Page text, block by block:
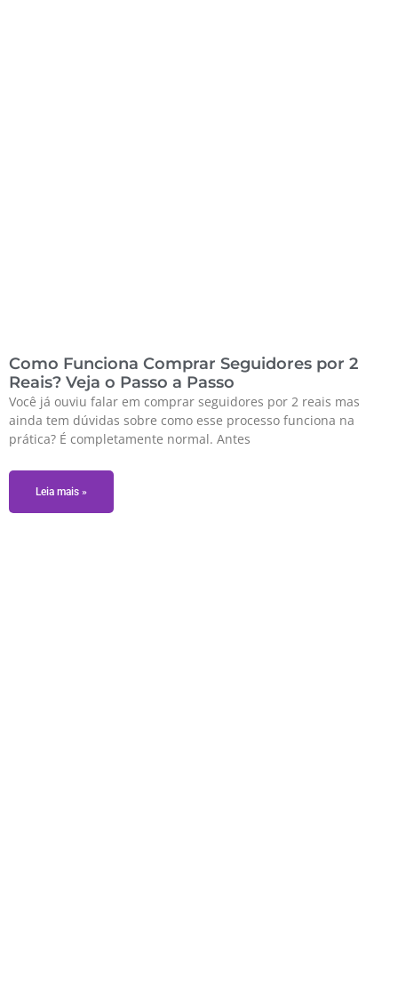
Como Funciona Comprar Seguidores por 2
Reais? Veja o Passo a Passo
Você já ouviu falar em comprar seguidores por 2 reais mas
ainda tem dúvidas sobre como esse processo funciona na
prática? É completamente normal. Antes
Leia mais »